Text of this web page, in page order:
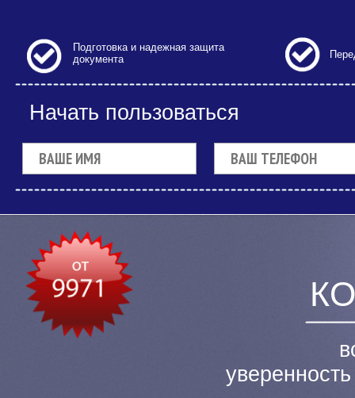
Подготовка и надежная защита
документа
Начать пользоваться